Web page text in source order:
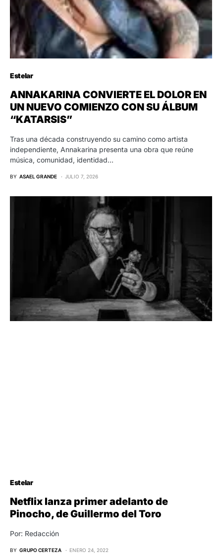
Estelar
ANNAKARINA CONVIERTE EL DOLOR EN
UN NUEVO COMIENZO CON SU ÁLBUM
“KATARSIS”
Tras una década construyendo su camino como artista
independiente, Annakarina presenta una obra que reúne
música, comunidad, identidad…
BY ASAEL GRANDE JULIO 7, 2026
Estelar
Netflix lanza primer adelanto de
Pinocho, de Guillermo del Toro
Por: Redacción
BY GRUPO CERTEZA ENERO 24, 2022